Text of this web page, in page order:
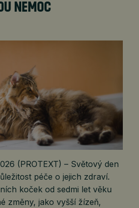
NEMOC
(PROTEXT) – Světový den
péče o jejich zdraví.
koček od sedmi let věku
změny, jako vyšší žízeň,